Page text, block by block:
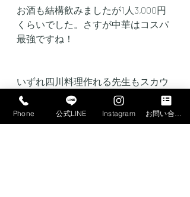
お酒も結構飲みましたが1人3,000円
くらいでした。さすが中華はコスパ
最強ですね！
いずれ四川料理作れる先生もスカウ
トしたいな〜と思いました。それで
は今日はこれくらいで。
Phone 公式LINE Instagram お問い合わせフォーム